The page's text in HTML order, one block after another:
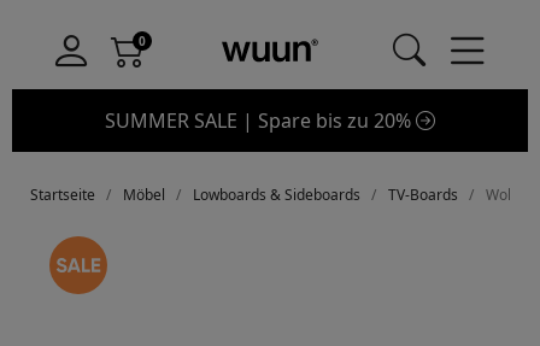
SUMMER SALE | Spare bis zu 20%
Startseite Möbel Lowboards & Sideboards TV-Boards